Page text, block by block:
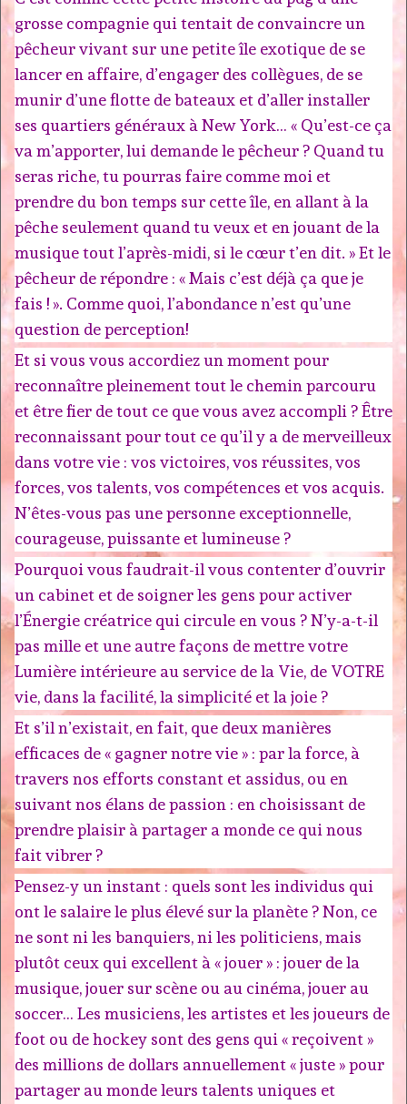
grosse compagnie qui tentait de convaincre un
pêcheur vivant sur une petite île exotique de se
lancer en affaire, d’engager des collègues, de se
munir d’une flotte de bateaux et d’aller installer
ses quartiers généraux à New York… « Qu’est-ce ça
va m’apporter, lui demande le pêcheur ? Quand tu
seras riche, tu pourras faire comme moi et
prendre du bon temps sur cette île, en allant à la
pêche seulement quand tu veux et en jouant de la
musique tout l’après-midi, si le cœur t’en dit. » Et le
pêcheur de répondre : « Mais c’est déjà ça que je
fais ! ». Comme quoi, l’abondance n’est qu’une
question de perception!
Et si vous vous accordiez un moment pour
reconnaître pleinement tout le chemin parcouru
et être fier de tout ce que vous avez accompli ? Être
reconnaissant pour tout ce qu’il y a de merveilleux
dans votre vie : vos victoires, vos réussites, vos
forces, vos talents, vos compétences et vos acquis.
N’êtes-vous pas une personne exceptionnelle,
courageuse, puissante et lumineuse ?
Pourquoi vous faudrait-il vous contenter d’ouvrir
un cabinet et de soigner les gens pour activer
l’Énergie créatrice qui circule en vous ? N’y-a-t-il
pas mille et une autre façons de mettre votre
Lumière intérieure au service de la Vie, de VOTRE
vie, dans la facilité, la simplicité et la joie ?
Et s’il n’existait, en fait, que deux manières
efficaces de « gagner notre vie » : par la force, à
travers nos efforts constant et assidus, ou en
suivant nos élans de passion : en choisissant de
prendre plaisir à partager a monde ce qui nous
fait vibrer ?
Pensez-y un instant : quels sont les individus qui
ont le salaire le plus élevé sur la planète ? Non, ce
ne sont ni les banquiers, ni les politiciens, mais
plutôt ceux qui excellent à « jouer » : jouer de la
musique, jouer sur scène ou au cinéma, jouer au
soccer… Les musiciens, les artistes et les joueurs de
foot ou de hockey sont des gens qui « reçoivent »
des millions de dollars annuellement « juste » pour
partager au monde leurs talents uniques et